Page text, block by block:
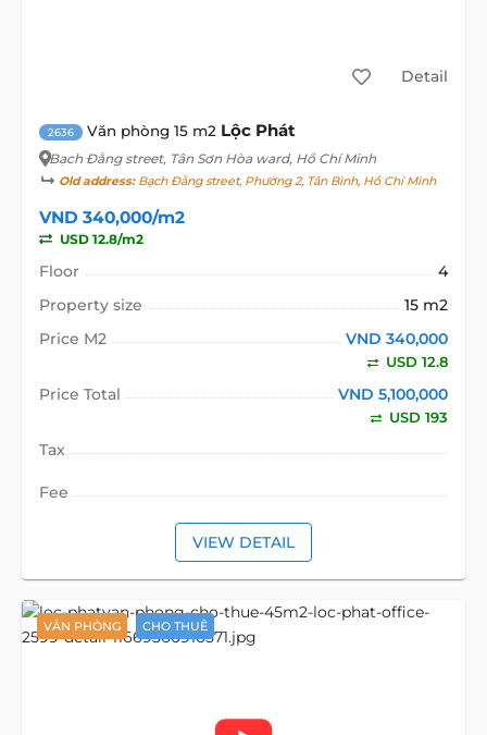
Detail
2636 Văn phòng 15 m2 Lộc Phát
Bạch Đằng street, Tân Sơn Hòa ward, Hồ Chí Minh
Old address:Bạch Đằng street, Phường 2, Tân Bình, Hồ Chí Minh
VND 340,000/m2
USD 12.8/m2
Floor
4
Property size
15 m2
Price M2
VND 340,000
USD 12.8
Price Total VND 5,100,000
USD 193
Tax
Fee
VIEW DETAIL
VĂN PHÒNG CHO THUÊ